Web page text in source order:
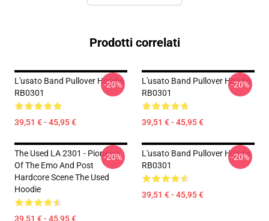
Prodotti correlati
L'usato Band Pullover Hoodie
RB0301
39,51 € - 45,95 €
-20%
L'usato Band Pullover Hoodie
RB0301
39,51 € - 45,95 €
-20%
The Used LA 2301 - Pioneers
Of The Emo And Post
Hardcore Scene The Used
Hoodie
39,51 € - 45,95 €
-20%
L'usato Band Pullover Hoodie
RB0301
39,51 € - 45,95 €
-20%